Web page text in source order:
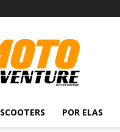
Revista
Moto
Adventure
SCOOTERS POR ELAS